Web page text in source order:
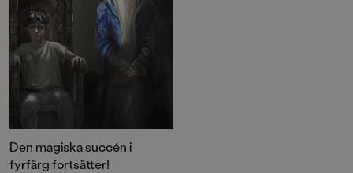
Den magiska succén i
fyrfärg fortsätter!